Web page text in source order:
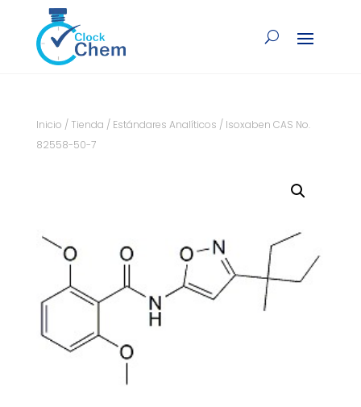
Inicio / Tienda / Estándares Analíticos / Isoxaben CAS No.
82558-50-7